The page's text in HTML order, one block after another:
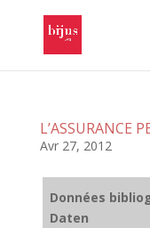
L’ASSURANCE
Avr 27, 2012
Données
Daten